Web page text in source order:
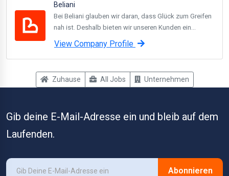
Beliani
Bei Beliani glauben wir daran, dass Glück zum Greifen
nah ist. Deshalb bieten wir unseren Kunden ein...
View Company Profile
Zuhause All Jobs Unternehmen
Gib deine E-Mail-Adresse ein und bleib auf dem
Laufenden.
Abonnieren